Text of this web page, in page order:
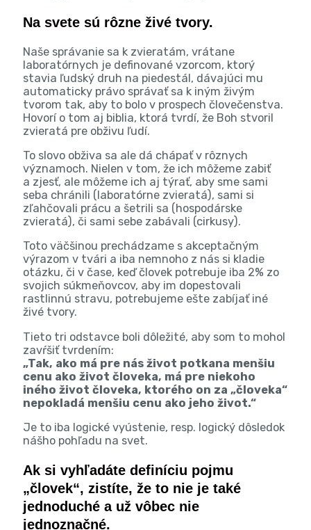
Na svete sú rôzne živé tvory.
Naše správanie sa k zvieratám, vrátane
laboratórnych je definované vzorcom, ktorý
stavia ľudský druh na piedestál, dávajúci mu
automaticky právo správať sa k iným živým
tvorom tak, aby to bolo v prospech človečenstva.
Hovorí o tom aj biblia, ktorá tvrdí, že Boh stvoril
zvieratá pre obživu ľudí.
To slovo obživa sa ale dá chápať v rôznych
významoch. Nielen v tom, že ich môžeme zabiť
a zjesť, ale môžeme ich aj týrať, aby sme sami
seba chránili (laboratórne zvieratá), sami si
zľahčovali prácu a šetrili sa (hospodárske
zvieratá), či sami sebe zabávali (cirkusy).
Toto väčšinou prechádzame s akceptačným
výrazom v tvári a iba nemnoho z nás si kladie
otázku, či v čase, keď človek potrebuje iba 2% zo
svojich súkmeňovcov, aby im dopestovali
rastlinnú stravu, potrebujeme ešte zabíjať iné
živé tvory.
Tieto tri odstavce boli dôležité, aby som to mohol
zavŕšiť tvrdením:
„Tak, ako má pre nás život potkana menšiu
cenu ako život človeka, má pre niekoho
iného život človeka, ktorého on za „človeka“
nepokladá menšiu cenu ako jeho život.“
Je to iba logické vyústenie, resp. logický dôsledok
nášho pohľadu na svet.
Ak si vyhľadáte definíciu pojmu
„človek“, zistíte, že to nie je také
jednoduché a už vôbec nie
jednoznačné.